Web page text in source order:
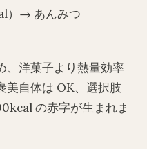
）→ あんみつ
、洋菓子より熱量効率
美自体は OK、選択肢
の赤字が生まれま